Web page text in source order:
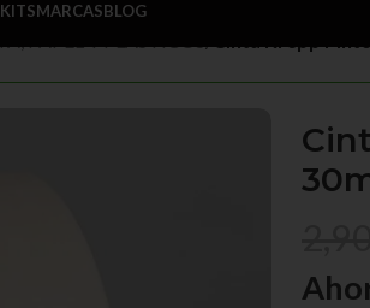
KITSMARCASBLOG